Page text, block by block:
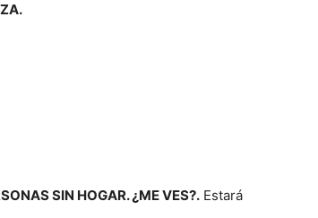
SIN HOGAR. ¿ME VES?. Estará